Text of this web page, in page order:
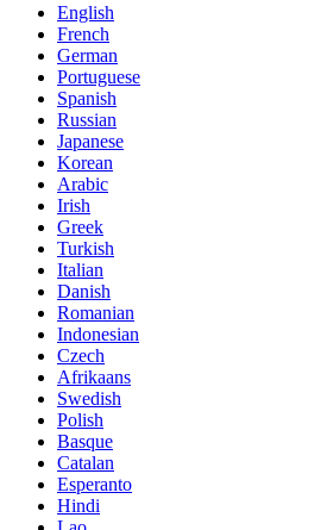
English
French
German
Portuguese
Spanish
Russian
Japanese
Korean
Arabic
Irish
Greek
Turkish
Italian
Danish
Romanian
Indonesian
Czech
Afrikaans
Swedish
Polish
Basque
Catalan
Esperanto
Hindi